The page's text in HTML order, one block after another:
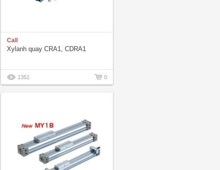
Call
Xylanh quay CRA1, CDRA1
1351 0